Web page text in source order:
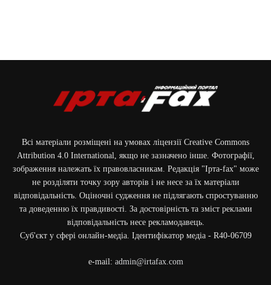
Всі матеріали розміщені на умовах ліцензії Creative Commons
Attribution 4.0 International, якщо не зазначено інше. Фотографії,
зображення належать їх правовласникам. Редакція "Ірта-fax" може
не розділяти точку зору авторів і не несе за їх матеріали
відповідальність. Оціночні судження не підлягають спростуванню
та доведенню їх правдивості. За достовірність та зміст реклами
відповідальність несе рекламодавець.
Cуб'єкт у сфері онлайн-медіа. Ідентифікатор медіа - R40-06709
e-mail: admin@irtafax.com